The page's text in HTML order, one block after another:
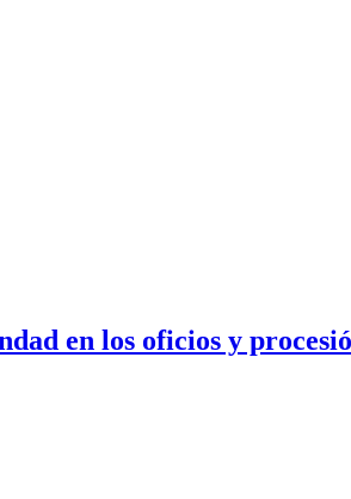
en los oficios y